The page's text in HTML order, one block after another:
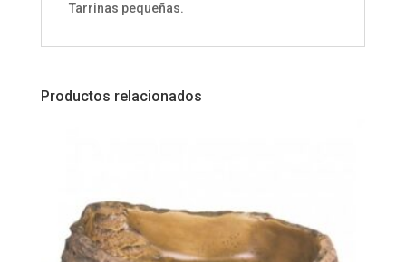
Tarrinas pequeñas.
Productos relacionados